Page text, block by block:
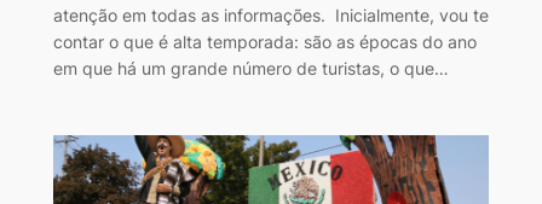
atenção em todas as informações. Inicialmente, vou te
contar o que é alta temporada: são as épocas do ano
em que há um grande número de turistas, o que…